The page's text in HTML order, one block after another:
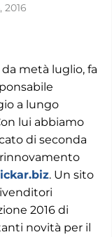
2016
metà luglio, fa
a lungo
lui abbiamo
di seconda
. Un sito
2016 di
novità per il